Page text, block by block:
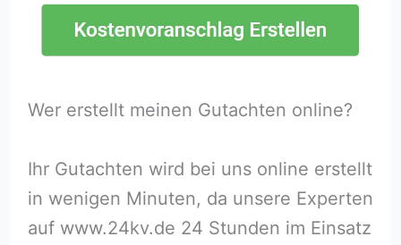
Wer erstellt meinen Gutachten online?
Ihr Gutachten wird bei uns online erstellt
in wenigen Minuten, da unsere Experten
auf www.24kv.de 24 Stunden im Einsatz